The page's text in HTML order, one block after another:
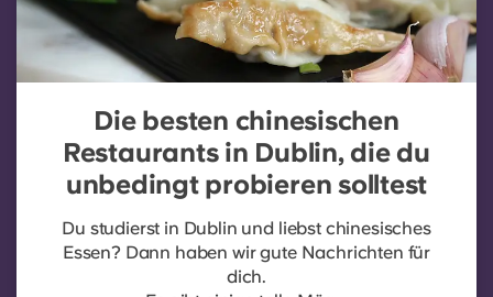
Die besten chinesischen
Restaurants in Dublin, die du
unbedingt probieren solltest
Du studierst in Dublin und liebst chinesisches
Essen? Dann haben wir gute Nachrichten für
dich.